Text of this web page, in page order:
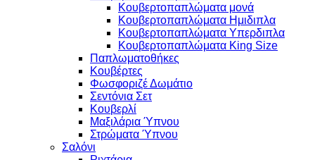
Κουβερτοπαπλώματα μονά
Κουβερτοπαπλώματα Ημιδιπλα
Κουβερτοπαπλώματα Υπερδιπλα
Κουβερτοπαπλώματα King Size
Παπλωματοθήκες
Κουβέρτες
Φωσφοριζέ Δωμάτιο
Σεντόνια Σετ
Κουβερλί
Μαξιλάρια Ύπνου
Στρώματα Ύπνου
Σαλόνι